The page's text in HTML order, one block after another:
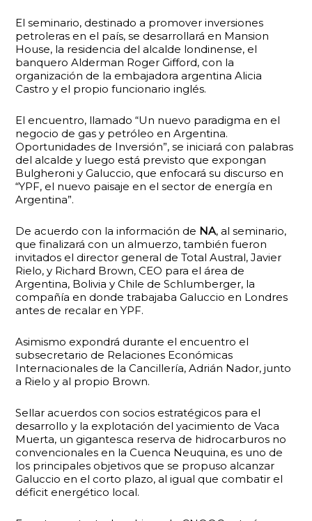
El seminario, destinado a promover inversiones
petroleras en el país, se desarrollará en Mansion
House, la residencia del alcalde londinense, el
banquero Alderman Roger Gifford, con la
organización de la embajadora argentina Alicia
Castro y el propio funcionario inglés.
El encuentro, llamado “Un nuevo paradigma en el
negocio de gas y petróleo en Argentina.
Oportunidades de Inversión”, se iniciará con palabras
del alcalde y luego está previsto que expongan
Bulgheroni y Galuccio, que enfocará su discurso en
“YPF, el nuevo paisaje en el sector de energía en
Argentina”.
De acuerdo con la información de NA, al seminario,
que finalizará con un almuerzo, también fueron
invitados el director general de Total Austral, Javier
Rielo, y Richard Brown, CEO para el área de
Argentina, Bolivia y Chile de Schlumberger, la
compañía en donde trabajaba Galuccio en Londres
antes de recalar en YPF.
Asimismo expondrá durante el encuentro el
subsecretario de Relaciones Económicas
Internacionales de la Cancillería, Adrián Nador, junto
a Rielo y al propio Brown.
Sellar acuerdos con socios estratégicos para el
desarrollo y la explotación del yacimiento de Vaca
Muerta, un gigantesca reserva de hidrocarburos no
convencionales en la Cuenca Neuquina, es uno de
los principales objetivos que se propuso alcanzar
Galuccio en el corto plazo, al igual que combatir el
déficit energético local.